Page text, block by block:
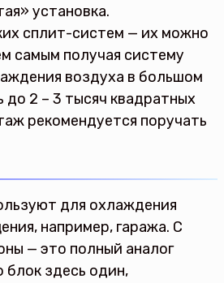
установка.
сплит-систем — их можно
самым получая систему
воздуха в большом
2 – 3 тысяч квадратных
рекомендуется поручать
для охлаждения
например, гаража. С
— это полный аналог
здесь один,